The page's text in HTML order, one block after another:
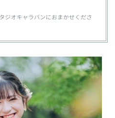
ジオキャラバンにおまかせくださ